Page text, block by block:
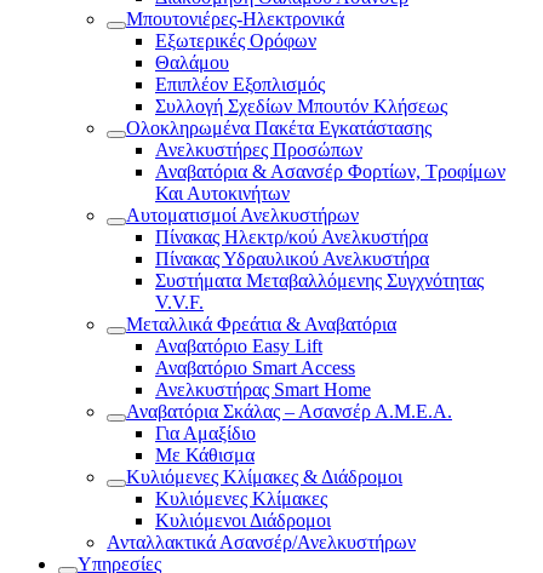
Μπουτονιέρες-Ηλεκτρονικά
Εξωτερικές Ορόφων
Θαλάμου
Επιπλέον Εξοπλισμός
Συλλογή Σχεδίων Μπουτόν Κλήσεως
Ολοκληρωμένα Πακέτα Εγκατάστασης
Ανελκυστήρες Προσώπων
Αναβατόρια & Ασανσέρ Φορτίων, Τροφίμων
Και Αυτοκινήτων
Αυτοματισμοί Ανελκυστήρων
Πίνακας Ηλεκτρ/κού Ανελκυστήρα
Πίνακας Υδραυλικού Ανελκυστήρα
Συστήματα Μεταβαλλόμενης Συγχνότητας
V.V.F.
Μεταλλικά Φρεάτια & Αναβατόρια
Αναβατόριο Easy Lift
Αναβατόριο Smart Access
Ανελκυστήρας Smart Home
Αναβατόρια Σκάλας – Ασανσέρ Α.Μ.Ε.Α.
Για Αμαξίδιο
Με Κάθισμα
Κυλιόμενες Κλίμακες & Διάδρομοι
Κυλιόμενες Κλίμακες
Κυλιόμενοι Διάδρομοι
Ανταλλακτικά Ασανσέρ/Ανελκυστήρων
Υπηρεσίες